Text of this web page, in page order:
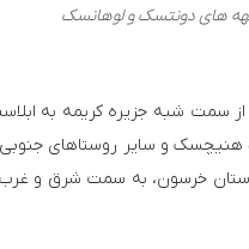
های دونتسک و لوهانسک
سمت شبه جزیره کریمه به
هنیچسک و سایر روستاهای
خرسون، به سمت شرق و غرب